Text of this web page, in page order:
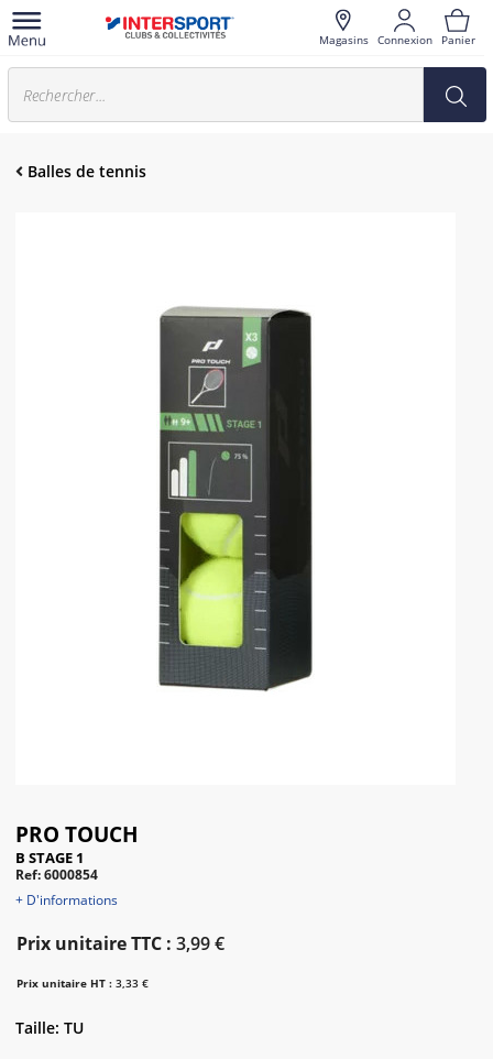
Magasins Connexion Panier
Balles de tennis
PRO TOUCH
B STAGE 1
Ref: 6000854
+ D'informations
Prix unitaire TTC : 3,99 €
Prix unitaire HT : 3,33 €
Taille: TU